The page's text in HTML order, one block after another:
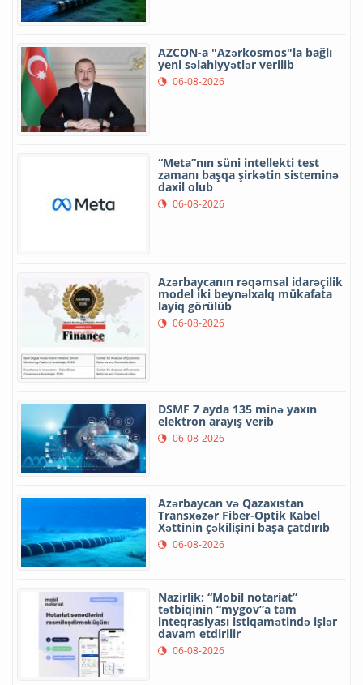
AZCON-a "Azərkosmos"la bağlı
yeni səlahiyyətlər verilib
06-08-2026
“Meta”nın süni intellekti test
zamanı başqa şirkətin sisteminə
daxil olub
06-08-2026
Azərbaycanın rəqəmsal idarəçilik
model iki beynəlxalq mükafata
layiq görülüb
06-08-2026
DSMF 7 ayda 135 minə yaxın
elektron arayış verib
06-08-2026
Azərbaycan və Qazaxıstan
Transxəzər Fiber-Optik Kabel
Xəttinin çəkilişini başa çatdırıb
06-08-2026
Nazirlik: “Mobil notariat”
tətbiqinin “mygov”a tam
inteqrasiyası istiqamətində işlər
davam etdirilir
06-08-2026